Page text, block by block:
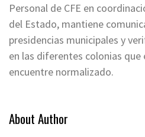
Personal de CFE en
del Estado, mantiene
presidencias municipales y
en las diferentes colonias
encuentre normalizado.
About Author